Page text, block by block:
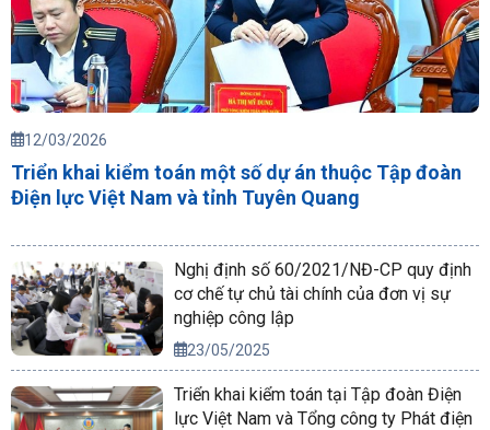
12/03/2026
Triển khai kiểm toán một số dự án thuộc Tập đoàn
Điện lực Việt Nam và tỉnh Tuyên Quang
Nghị định số 60/2021/NĐ-CP quy định
cơ chế tự chủ tài chính của đơn vị sự
nghiệp công lập
23/05/2025
Triển khai kiểm toán tại Tập đoàn Điện
lực Việt Nam và Tổng công ty Phát điện